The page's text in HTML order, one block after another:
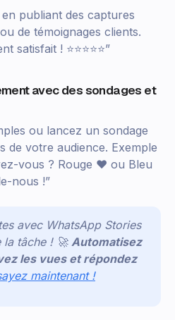
publiant des captures
de témoignages clients.
! ⭐⭐⭐⭐⭐”
avec des sondages et
ou lancez un sondage
de votre audience. Exemple
vous ? Rouge ❤️ ou Bleu
nous !”
avec WhatsApp Stories
tâche ! 🚀 Automatisez
les vues et répondez
maintenant !